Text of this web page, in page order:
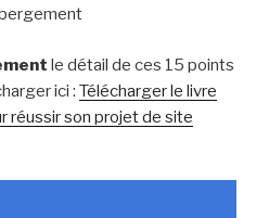
le détail de ces 15 points
ici : Télécharger le livre
réussir son projet de site